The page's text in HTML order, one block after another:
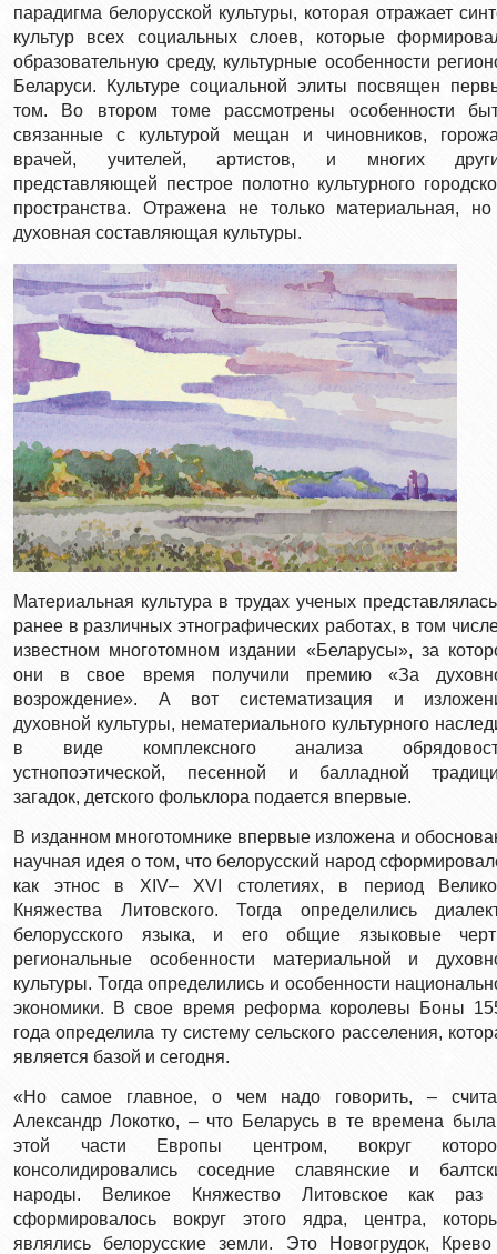
парадигма белорусской культуры, которая отражает
культур всех социальных слоев, которые
образовательную среду, культурные особенности
Беларуси. Культуре социальной элиты посвящен
том. Во втором томе рассмотрены особенности
связанные с культурой мещан и чиновников,
врачей, учителей, артистов, и многих
представляющей пестрое полотно культурного
пространства. Отражена не только материальная,
духовная составляющая культуры.
Материальная культура в трудах ученых
ранее в различных этнографических работах, в том
известном многотомном издании «Беларусы», за
они в свое время получили премию «За
возрождение». А вот систематизация и
духовной культуры, нематериального культурного
в виде комплексного анализа
устнопоэтической, песенной и балладной
загадок, детского фольклора подается впервые.
В изданном многотомнике впервые изложена и
научная идея о том, что белорусский народ
как этнос в XIV– XVI столетиях, в период
Княжества Литовского. Тогда определились
белорусского языка, и его общие языковые
региональные особенности материальной и
культуры. Тогда определились и особенности
экономики. В свое время реформа королевы Боны
года определила ту систему сельского расселения,
является базой и сегодня.
«Но самое главное, о чем надо говорить, –
Александр Локотко, – что Беларусь в те времена
этой части Европы центром, вокруг
консолидировались соседние славянские и
народы. Великое Княжество Литовское как
сформировалось вокруг этого ядра, центра,
являлись белорусские земли. Это Новогрудок,